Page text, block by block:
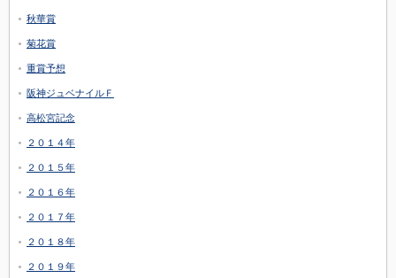
秋華賞
菊花賞
重賞予想
阪神ジュベナイルＦ
高松宮記念
２０１４年
２０１５年
２０１６年
２０１７年
２０１８年
２０１９年